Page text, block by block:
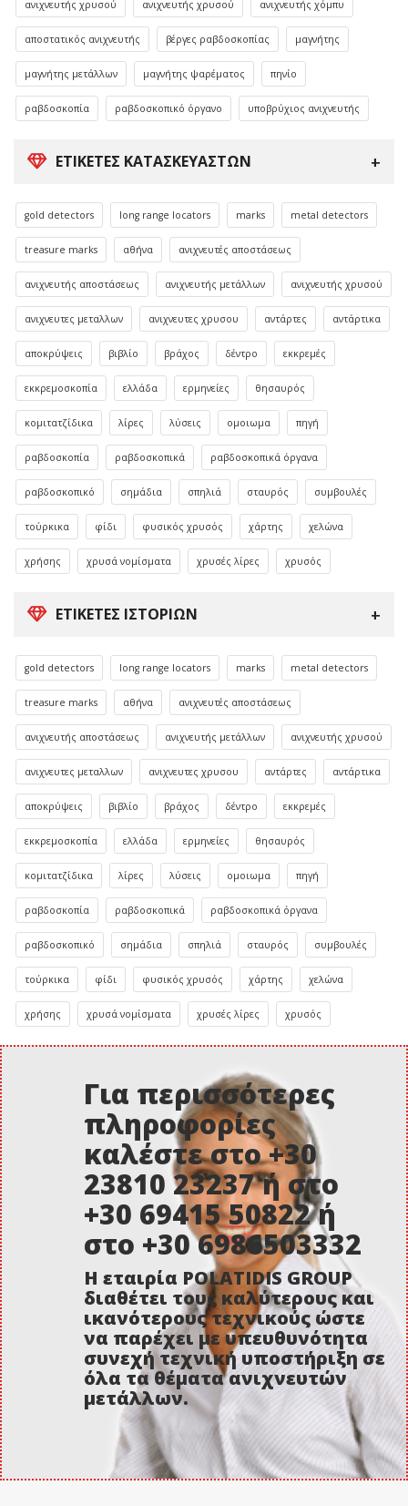
ανιχνευτής χρυσού ανιχνευτής χρυσού ανιχνευτής χόμπυ
αποστατικός ανιχνευτής βέργες ραβδοσκοπίας μαγνήτης
μαγνήτης μετάλλων μαγνήτης ψαρέματος πηνίο
ραβδοσκοπία ραβδοσκοπικό όργανο υποβρύχιος ανιχνευτής
ΕΤΙΚΈΤΕΣ ΚΑΤΑΣΚΕΥΑΣΤΏΝ
gold detectors long range locators marks metal detectors
treasure marks αθήνα ανιχνευτές αποστάσεως
ανιχνευτής αποστάσεως ανιχνευτής μετάλλων ανιχνευτής χρυσού
ανιχνευτες μεταλλων ανιχνευτες χρυσου αντάρτες αντάρτικα
αποκρύψεις βιβλίο βράχος δέντρο εκκρεμές
εκκρεμοσκοπία ελλάδα ερμηνείες θησαυρός
κομιτατζίδικα λίρες λύσεις ομοιωμα πηγή
ραβδοσκοπία ραβδοσκοπικά ραβδοσκοπικά όργανα
ραβδοσκοπικό σημάδια σπηλιά σταυρός συμβουλές
τούρκικα φίδι φυσικός χρυσός χάρτης χελώνα
χρήσης χρυσά νομίσματα χρυσές λίρες χρυσός
ΕΤΙΚΈΤΕΣ ΙΣΤΟΡΙΏΝ
gold detectors long range locators marks metal detectors
treasure marks αθήνα ανιχνευτές αποστάσεως
ανιχνευτής αποστάσεως ανιχνευτής μετάλλων ανιχνευτής χρυσού
ανιχνευτες μεταλλων ανιχνευτες χρυσου αντάρτες αντάρτικα
αποκρύψεις βιβλίο βράχος δέντρο εκκρεμές
εκκρεμοσκοπία ελλάδα ερμηνείες θησαυρός
κομιτατζίδικα λίρες λύσεις ομοιωμα πηγή
ραβδοσκοπία ραβδοσκοπικά ραβδοσκοπικά όργανα
ραβδοσκοπικό σημάδια σπηλιά σταυρός συμβουλές
τούρκικα φίδι φυσικός χρυσός χάρτης χελώνα
χρήσης χρυσά νομίσματα χρυσές λίρες χρυσός
Για περισσότερες
πληροφορίες
καλέστε στο +30
23810 23237 ή στο
+30 69415 50822 ή
στο +30 6986503332
Η εταιρία POLATIDIS GROUP
διαθέτει τους καλύτερους και
ικανότερους τεχνικούς ώστε
να παρέχει με υπευθυνότητα
συνεχή τεχνική υποστήριξη σε
όλα τα θέματα ανιχνευτών
μετάλλων.